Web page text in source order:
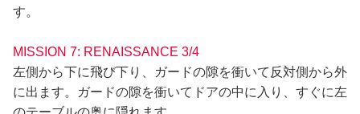
す。
MISSION 7: RENAISSANCE 3/4
左側から下に飛び下り、ガードの隙を衝いて反対側から外
に出ます。ガードの隙を衝いてドアの中に入り、すぐに左